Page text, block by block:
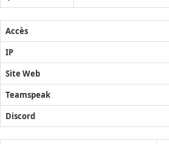
Accès
IP
Site Web
Teamspeak
Discord